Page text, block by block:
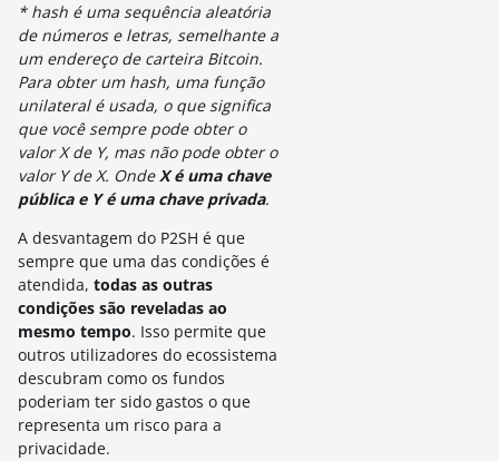
* hash é uma sequência aleatória
de números e letras, semelhante a
um endereço de carteira Bitcoin.
Para obter um hash, uma função
unilateral é usada, o que significa
que você sempre pode obter o
valor X de Y, mas não pode obter o
valor Y de X. OndeX é uma chave
pública e Y é uma chave privada.
A desvantagem do P2SH é que
sempre que uma das condições é
atendida, todas as outras
condições são reveladas ao
mesmo tempo. Isso permite que
outros utilizadores do ecossistema
descubram como os fundos
poderiam ter sido gastos o que
representa um risco para a
privacidade.